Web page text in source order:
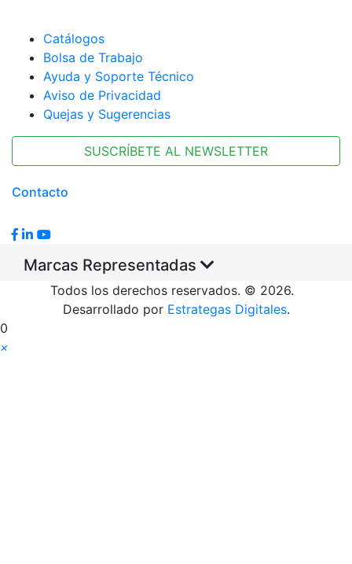
Catálogos
Bolsa de Trabajo
Ayuda y Soporte Técnico
Aviso de Privacidad
Quejas y Sugerencias
SUSCRÍBETE AL NEWSLETTER
Contacto
Marcas Representadas
Todos los derechos reservados. © 2026.
Desarrollado por Estrategas Digitales.
0
×